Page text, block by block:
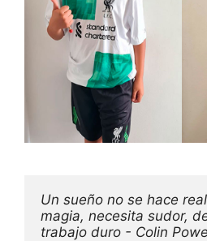
Un sueño no se hace
magia, necesita sudor,
trabajo duro - Colin